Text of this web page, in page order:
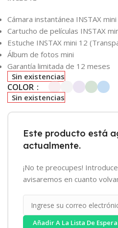
Cámara instantánea INSTAX
Cartucho de películas INSTAX
Estuche INSTAX mini 12
Álbum de fotos mini
Garantía limitada de 12 meses
Sin existencias
COLOR
Sin existencias
Este producto está
actualmente.
¡No te preocupes!
avisaremos en cuanto
Añadir A La Lista De Espera